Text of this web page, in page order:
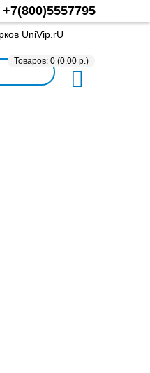
+7(800)5557795
Товаров: 0 (0.00 р.)